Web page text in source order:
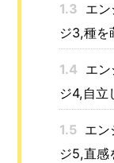
1.3 エ
ジ3,種を
1.4 エ
ジ4,自立
1.5 エン
ジ5,直感